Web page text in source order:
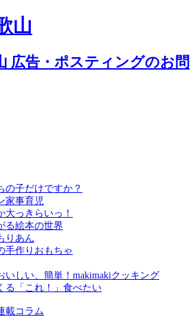
の子だけですか？
家事育児
大っきらいっ！
る絵本の世界
りあん
手作りおもちゃ
いしい、簡単！makimakiクッキング
る「これ！」食べたい
載コラム